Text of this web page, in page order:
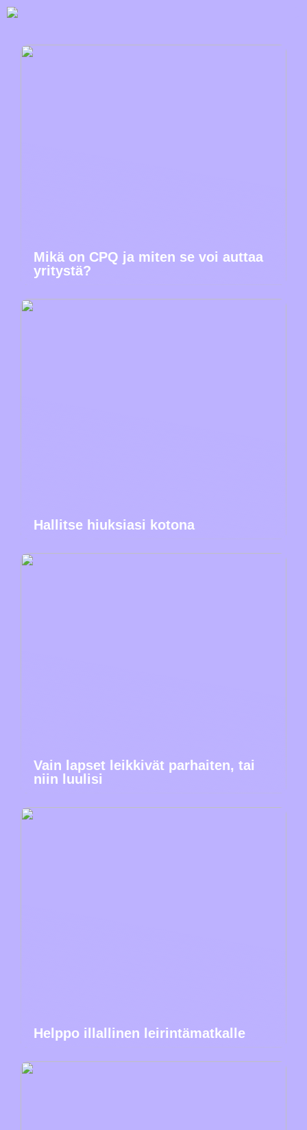
Mikä on CPQ ja miten se voi auttaa
yritystä?
Hallitse hiuksiasi kotona
Vain lapset leikkivät parhaiten, tai
niin luulisi
Helppo illallinen leirintämatkalle